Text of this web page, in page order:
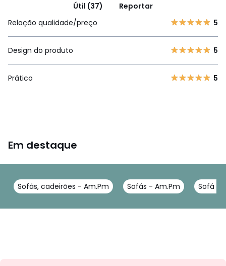
Natural/cinzento claro, Cappuccino, Marfim
Tamanhos ângulo direito, ângulo esquerdo
Ficha técnica
Descarregar guia
Útil (37)
Reportar
Relação qualidade/preço
5
Design do produto 5
Prático 5
Em destaque
Sofás, cadeirões - Am.Pm Sofás - Am.Pm Sofá